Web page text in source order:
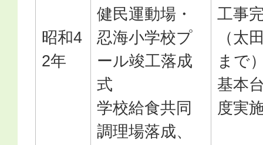
昭和4
2年
健民運動場・
忍海小学校プ
ール竣工落成
式
学校給食共同
調理場落成、
工事
（太
まで
基本
度実